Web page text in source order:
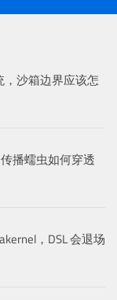
，沙箱边界应该怎
播蠕虫如何穿透
，DSL 会退场